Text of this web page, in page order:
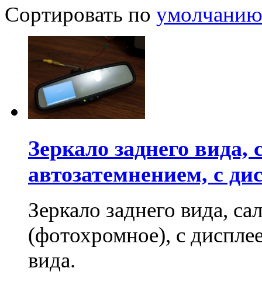
Сортировать по умолчанию
Зеркало заднего
автозатемнением, с
Зеркало заднего вида,
(фотохромное), с
вида.